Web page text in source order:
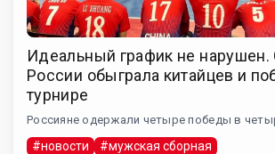
Идеальный график не нарушен.
России обыграла китайцев и
турнире
Россияне одержали четыре победы в
#новости #мужская сборная